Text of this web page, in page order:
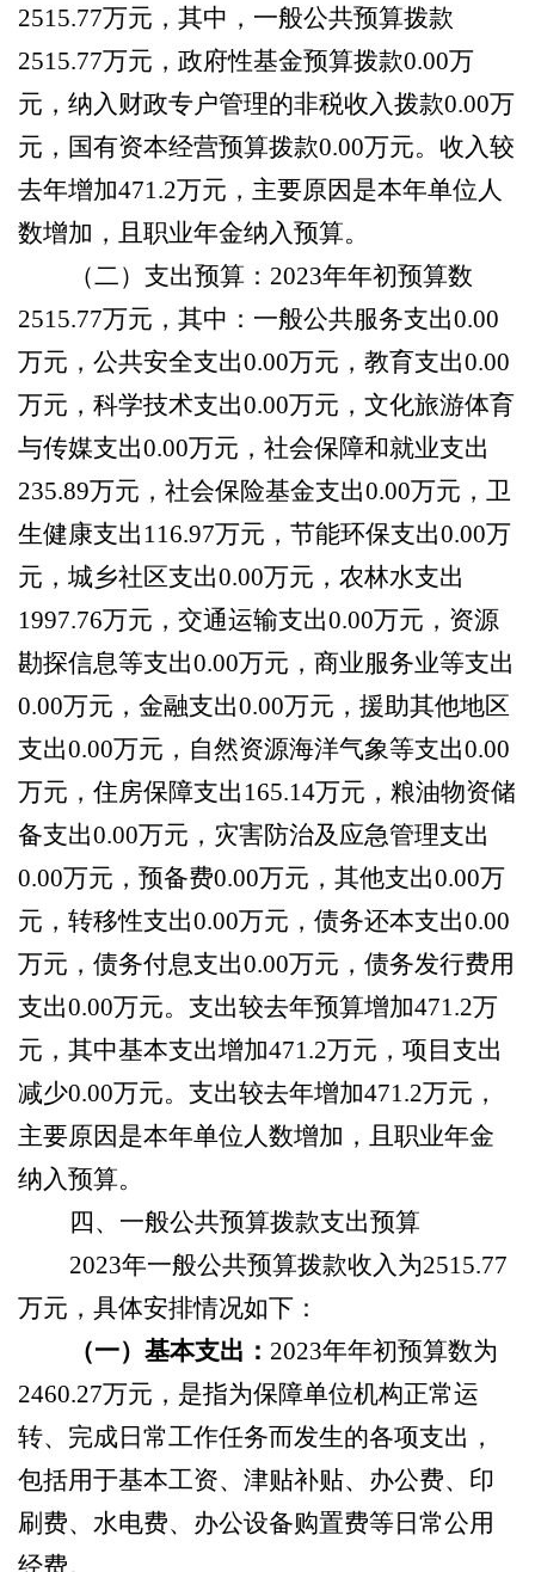
2515.77万元，其中，一般公共预算拨款
2515.77万元，政府性基金预算拨款0.00万
元，纳入财政专户管理的非税收入拨款0.00万
元，国有资本经营预算拨款0.00万元。收入较
去年增加471.2万元，主要原因是本年单位人
数增加，且职业年金纳入预算。
（二）支出预算： 2023年年初预算数
2515.77万元，其中：一般公共服务支出0.00
万元，公共安全支出0.00万元，教育支出0.00
万元，科学技术支出0.00万元，文化旅游体育
与传媒支出0.00万元，社会保障和就业支出
235.89万元，社会保险基金支出0.00万元，卫
生健康支出 116.97万元，节能环保支出0.00万
元，城乡社区支出0.00万元，农林水支出
1997.76万元，交通运输支出0.00万元，资源
勘探信息等支出0.00万元，商业服务业等支出
0.00万元，金融支出0.00万元，援助其他地区
支出0.00万元，自然资源海洋气象等支出0.00
万元，住房保障支出 165.14万元，粮油物资储
备支出0.00万元，灾害防治及应急管理支出
0.00万元，预备费0.00万元，其他支出0.00万
元，转移性支出0.00万元，债务还本支出0.00
万元，债务付息支出0.00万元，债务发行费用
支出0.00万元。支出较去年预算增加471.2万
元，其中基本支出增加471.2万元，项目支出
减少0.00万元。支出较去年增加471.2万元，
主要原因是本年单位人数增加，且职业年金
纳入预算。
四、一般公共预算拨款支出预算
2023年一般公共预算拨款收入为2515.77
万元，具体安排情况如下：
（一）基本支出： 2023年年初预算数为
2460.27万元，是指为保障单位机构正常运
转、完成日常工作任务而发生的各项支出，
包括用于基本工资、津贴补贴、办公费、印
刷费、水电费、办公设备购置费等日常公用
经费。